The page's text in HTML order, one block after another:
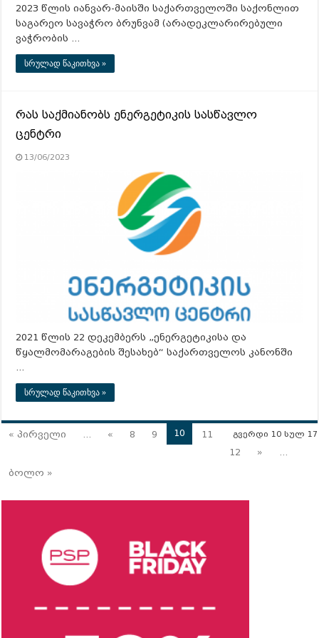
2023 წლის იანვარ-მაისში საქართველოში საქონლით
საგარეო სავაჭრო ბრუნვამ (არადეკლარირებული
ვაჭრობის …
სრულად წაკითხვა »
რას საქმიანობს ენერგეტიკის სასწავლო
ცენტრი
13/06/2023
2021 წლის 22 დეკემბერს „ენერგეტიკისა და
წყალმომარაგების შესახებ“ საქართველოს კანონში
…
სრულად წაკითხვა »
გვერდი 10 სულ 17
« პირველი ... « 8 9 10
11
12
»
...
ბოლო »